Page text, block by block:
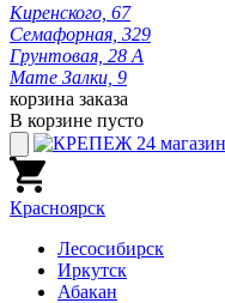
Киренского, 67
Семафорная, 329
Грунтовая, 28 А
Мате Залки, 9
корзина заказа
В корзине пусто
Красноярск
Лесосибирск
Иркутск
Абакан